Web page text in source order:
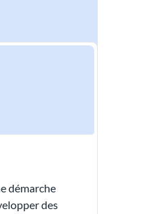
démarche
des